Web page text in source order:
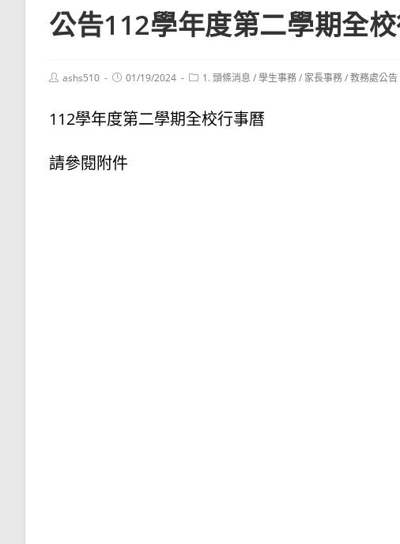
公告112學年度第二學期全
Postashs510
Post01/19/2024
Post1. 頭條消息 /學生事務/ 家長事務/教務處公告
112學年度第二學期全校行事曆
請參閱附件